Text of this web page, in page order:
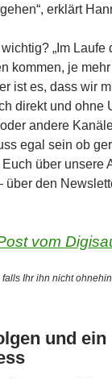
erklärt
„Im Laufe
kommen, je
ist es, dass wir
direkt und ohne
andere
egal sein ob
über unsere
über den
vom
Ihr ihn nicht
und ein